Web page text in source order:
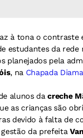
à tona o contraste
estudantes da rede
planejados pela
, na Chapada
alunos dacreche
as crianças são
devido à falta de
da prefeita